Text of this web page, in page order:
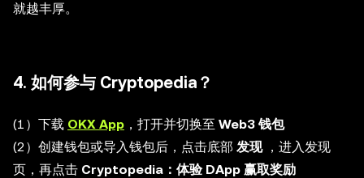
就越丰厚。
4. 如何参与 Cryptopedia？
(1）下载 OKX App ，打开并切换至 Web3 钱包
(2）创建钱包或导入钱包后，点击底部 发现，进入发现
页，再点击 Cryptopedia：体验 DApp 赢取奖励